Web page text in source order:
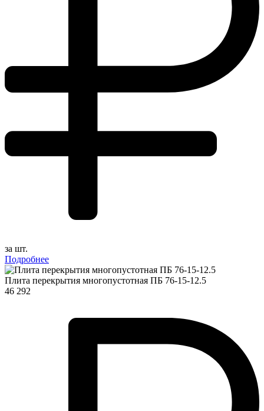
за шт.
Подробнее
Плита перекрытия многопустотная ПБ 76-15-12.5
46 292